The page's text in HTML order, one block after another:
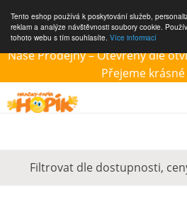
Tento eshop používá k poskytování služeb,
reklam a analýze návštěvnosti soubory cookie.
tohoto webu s tím souhlasíte. Více informací
Naše Prodejny – Otevřeny dle
Přejeme
Filtrovat dle dostupnosti,